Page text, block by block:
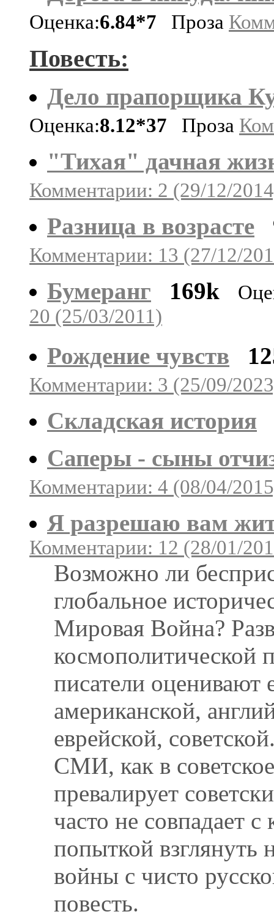
Оценка:6.84*7 Проза
Повесть:
Дело прапорщика
Оценка:8.12*37 Проза
"Тихая" дачная
Комментарии: 2 (29/12/
Разница в возрасте
Комментарии: 13 (27/12/
Бумеранг 169k
20 (25/03/2011)
Рождение чувств
Комментарии: 3 (25/09/
Складская история
Саперы - сыны
Комментарии: 4 (08/04/
Я разрешаю вам
Комментарии: 12 (28/01/
Возможно ли
глобальное
Мировая Война?
космополитической
писатели оценивают
американской,
еврейской,
СМИ, как в
превалирует
часто не совпадает
попыткой взглянуть
войны с чисто
повесть.